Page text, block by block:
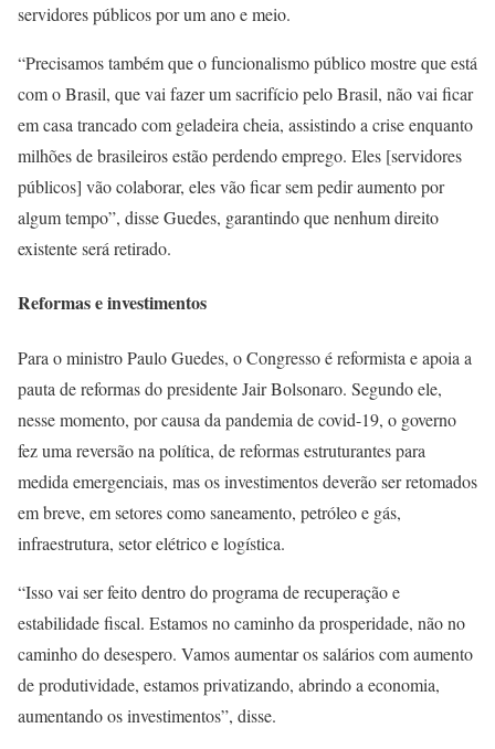
servidores públicos por um ano e meio.
“Precisamos também que o funcionalismo público mostre que está
com o Brasil, que vai fazer um sacrifício pelo Brasil, não vai ficar
em casa trancado com geladeira cheia, assistindo a crise enquanto
milhões de brasileiros estão perdendo emprego. Eles [servidores
públicos] vão colaborar, eles vão ficar sem pedir aumento por
algum tempo”, disse Guedes, garantindo que nenhum direito
existente será retirado.
Reformas e investimentos
Para o ministro Paulo Guedes, o Congresso é reformista e apoia a
pauta de reformas do presidente Jair Bolsonaro. Segundo ele,
nesse momento, por causa da pandemia de covid-19, o governo
fez uma reversão na política, de reformas estruturantes para
medida emergenciais, mas os investimentos deverão ser retomados
em breve, em setores como saneamento, petróleo e gás,
infraestrutura, setor elétrico e logística.
“Isso vai ser feito dentro do programa de recuperação e
estabilidade fiscal. Estamos no caminho da prosperidade, não no
caminho do desespero. Vamos aumentar os salários com aumento
de produtividade, estamos privatizando, abrindo a economia,
aumentando os investimentos”, disse.